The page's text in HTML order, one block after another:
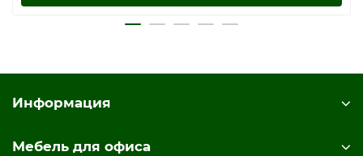
Информация
Мебель для офиса